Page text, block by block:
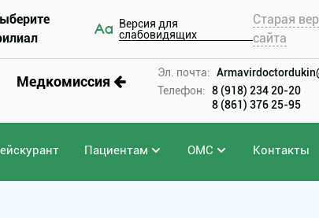
Версия для
слабовидящих
Старая
сайта
Медкомиссия
Эл. почта:
Телефон: 8 (918) 234 20-20
8 (861) 376 25-95
Пациентам ОМС Контакты